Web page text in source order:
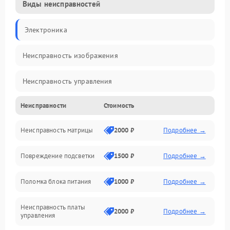
Виды неисправностей
Электроника
Неисправность изображения
Неисправность управления
Неисправность интерфейсов
Прочие неисправности
Неисправность звука
Механические повреждения
Неисправности Стоимость
Неисправность матрицы 2000 ₽ Подробнее →
Повреждение подсветки 1500 ₽ Подробнее →
Поломка блока питания 1000 ₽ Подробнее →
Неисправность платы
управления
2000 ₽ Подробнее →